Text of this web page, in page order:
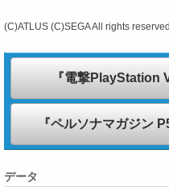
(C)ATLUS (C)SEGA All rights
『電撃PlayStation
『ペルソナマガジン
データ